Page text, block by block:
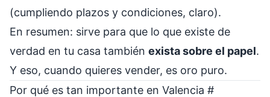
(cumpliendo plazos y condiciones, claro).
En resumen: sirve para que lo que existe de
verdad en tu casa también exista sobre el papel.
Y eso, cuando quieres vender, es oro puro.
Por qué es tan importante en Valencia #